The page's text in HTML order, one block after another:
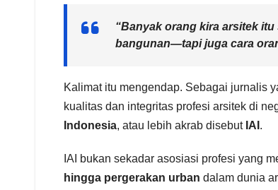
“Banyak orang kira arsitek
bangunan—tapi juga cara
Kalimat itu mengendap. Sebagai jurnalis
kualitas dan integritas profesi arsitek di
Indonesia, atau lebih akrab disebut IAI .
IAI bukan sekadar asosiasi profesi yang
hingga pergerakan urban dalam dunia